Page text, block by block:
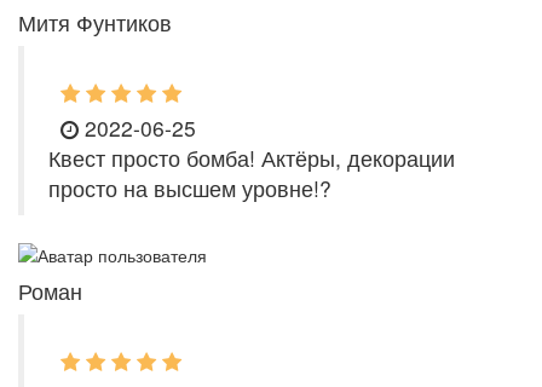
Митя Фунтиков
2022-06-25
Квест просто бомба! Актёры, декорации
просто на высшем уровне!?
Роман